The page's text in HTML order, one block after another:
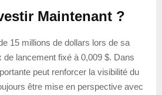
Maintenant ?
15 millions de dollars lors de sa
de lancement fixé à 0,009 $. Dans
peut renforcer la visibilité du
être mise en perspective avec